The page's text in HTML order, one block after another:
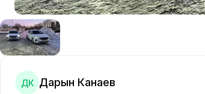
ДК Дарын Канаев